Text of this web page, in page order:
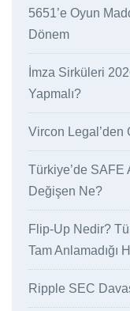
5651’e Oyun
Dönem
İmza Sirküleri
Yapmalı?
Vircon Legal’den
Türkiye’de SAFE
Değişen Ne?
Flip-Up Nedir?
Tam Anlamadığı
Ripple SEC